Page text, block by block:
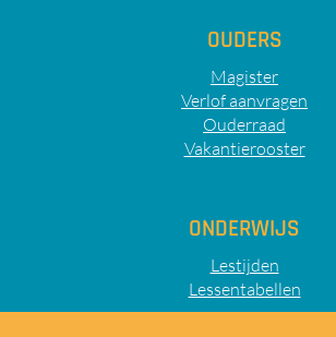
OUDERS
Magister
Verlof aanvragen
Ouderraad
Vakantierooster
ONDERWIJS
Lestijden
Lessentabellen